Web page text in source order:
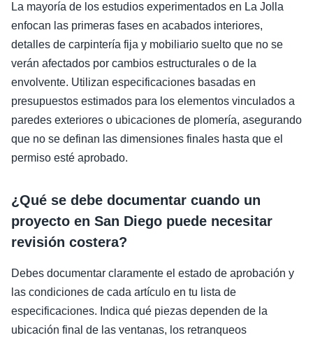
La mayoría de los estudios experimentados en La Jolla
enfocan las primeras fases en acabados interiores,
detalles de carpintería fija y mobiliario suelto que no se
verán afectados por cambios estructurales o de la
envolvente. Utilizan especificaciones basadas en
presupuestos estimados para los elementos vinculados a
paredes exteriores o ubicaciones de plomería, asegurando
que no se definan las dimensiones finales hasta que el
permiso esté aprobado.
¿Qué se debe documentar cuando un
proyecto en San Diego puede necesitar
revisión costera?
Debes documentar claramente el estado de aprobación y
las condiciones de cada artículo en tu lista de
especificaciones. Indica qué piezas dependen de la
ubicación final de las ventanas, los retranqueos